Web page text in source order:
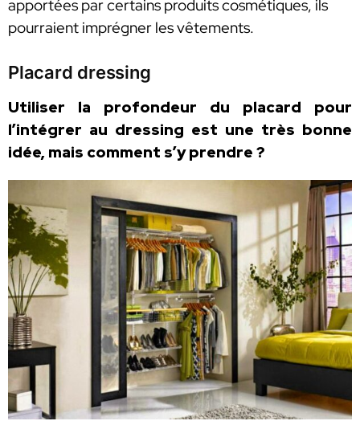
apportées par certains produits cosmétiques, ils
pourraient imprégner les vêtements.
Placard dressing
Utiliser la profondeur du placard pour
l’intégrer au dressing est une très bonne
idée, mais comment s’y prendre ?